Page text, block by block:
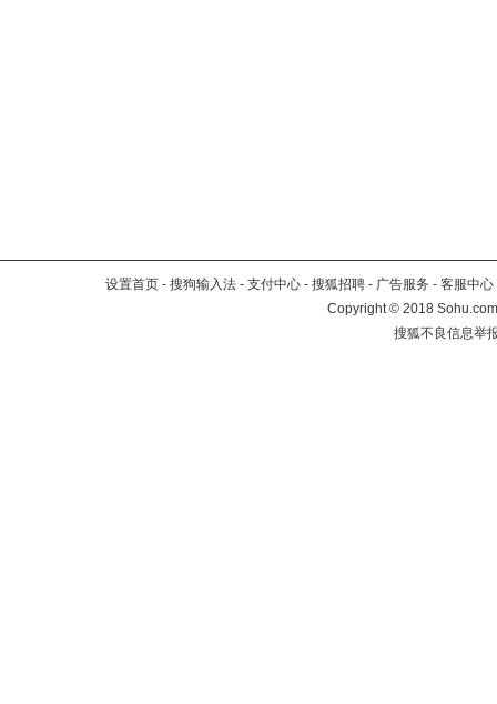
设置首页 - 搜狗输入法 - 支付中心 - 搜狐招聘 - 广告服务 - 客服中心
Copyright©2018
搜狐不良信息举